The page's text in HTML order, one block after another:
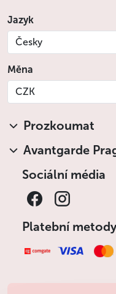
Jazyk
Česky
Měna
CZK
Prozkoumat
Avantgarde
Sociální média
Platební metody